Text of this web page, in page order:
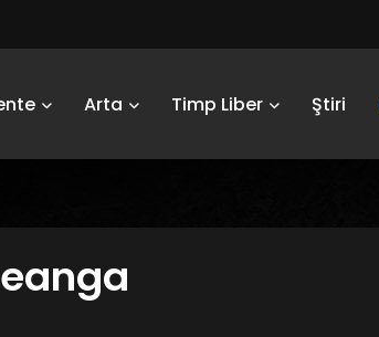
Arta Timp Liber Ştiri